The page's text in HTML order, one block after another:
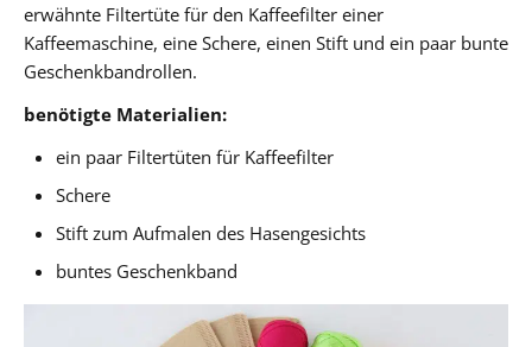
erwähnte Filtertüte für den Kaffeefilter einer
Kaffeemaschine, eine Schere, einen Stift und ein paar bunte
Geschenkbandrollen.
benötigte Materialien:
ein paar Filtertüten für Kaffeefilter
Schere
Stift zum Aufmalen des Hasengesichts
buntes Geschenkband